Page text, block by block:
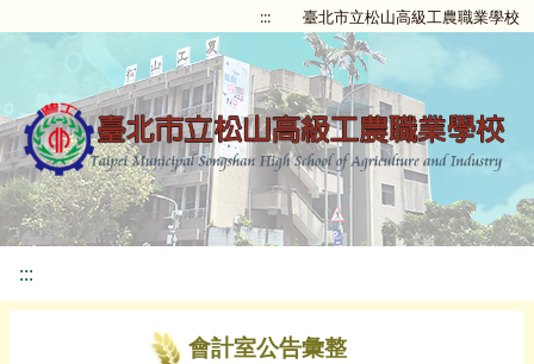
::: 臺北市立松山高級工農職業學校
:::
會計室公告彙整